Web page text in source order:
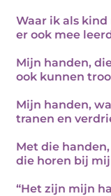
Waar ik als kind
er ook mee
Mijn handen,
ook kunnen
Mijn handen,
tranen en
Met die
die horen bij
“Het zijn mijn